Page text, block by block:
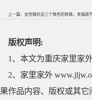
上一篇： 女性做好这三个角色的转换，幸福就
版权声明:
1、本文为重庆家里家
2、家里家外
果作品内容、版权或其它